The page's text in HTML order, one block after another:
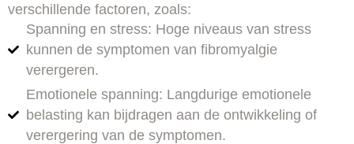
verschillende factoren, zoals:
Spanning en stress: Hoge niveaus van stress
kunnen de symptomen van fibromyalgie
verergeren.
Emotionele spanning: Langdurige emotionele
belasting kan bijdragen aan de ontwikkeling of
verergering van de symptomen.